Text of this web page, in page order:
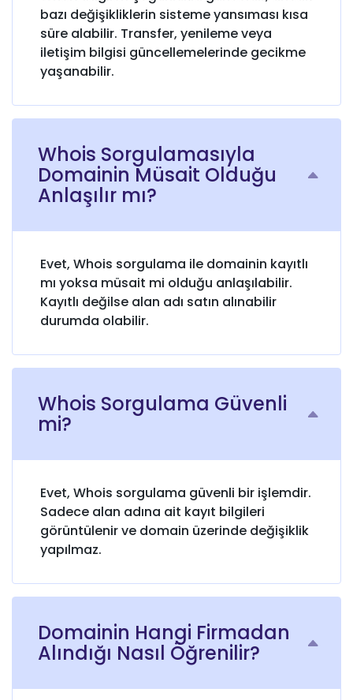
bazı değişikliklerin sisteme yansıması kısa
süre alabilir. Transfer, yenileme veya
iletişim bilgisi güncellemelerinde gecikme
yaşanabilir.
Whois Sorgulamasıyla
Domainin Müsait Olduğu
Anlaşılır mı?
Evet, Whois sorgulama ile domainin kayıtlı
mı yoksa müsait mi olduğu anlaşılabilir.
Kayıtlı değilse alan adı satın alınabilir
durumda olabilir.
Whois Sorgulama Güvenli
mi?
Evet, Whois sorgulama güvenli bir işlemdir.
Sadece alan adına ait kayıt bilgileri
görüntülenir ve domain üzerinde değişiklik
yapılmaz.
Domainin Hangi Firmadan
Alındığı Nasıl Öğrenilir?